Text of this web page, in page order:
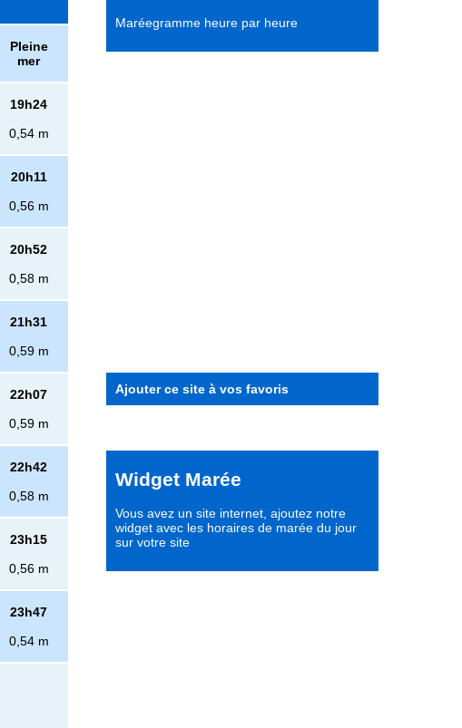
Pleine
mer
19h24
0,54 m
20h11
0,56 m
20h52
0,58 m
21h31
0,59 m
22h07
0,59 m
22h42
0,58 m
23h15
0,56 m
23h47
0,54 m
Maréegramme heure par heure
Ajouter ce site à vos favoris
Widget Marée
Vous avez un site internet, ajoutez notre
widget avec les horaires de marée du jour
sur votre site